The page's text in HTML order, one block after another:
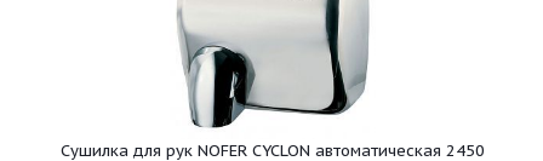
Сушилка для рук NOFER CYCLON автоматическая 2450